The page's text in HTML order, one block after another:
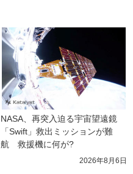
NASA、再突入迫る宇宙望遠鏡
「Swift」救出ミッションが難
航　救援機に何が?
2026年8月6日